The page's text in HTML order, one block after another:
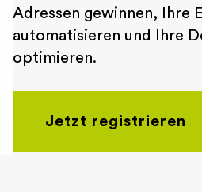
Adressen gewinnen, Ihre
automatisieren und Ihre
optimieren.
Jetzt registrieren